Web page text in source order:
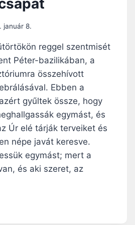
január 8.
reggel szentmisét
Péter-bazilikában, a
összehívott
Ebben a
gyűltek össze, hogy
egymást, és
Úr elé tárják terveiket és
népe javát keresve.
egymást; mert a
és aki szeret, az